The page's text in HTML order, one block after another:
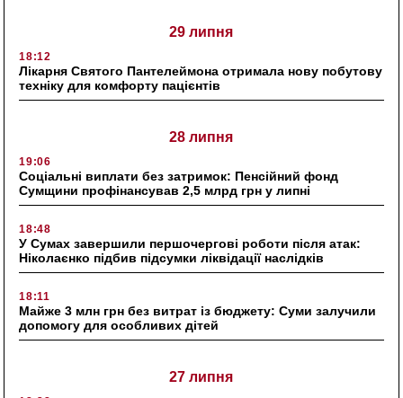
29 липня
18:12
Лікарня Святого Пантелеймона отримала нову побутову
техніку для комфорту пацієнтів
28 липня
19:06
Соціальні виплати без затримок: Пенсійний фонд
Сумщини профінансував 2,5 млрд грн у липні
18:48
У Сумах завершили першочергові роботи після атак:
Ніколаєнко підбив підсумки ліквідації наслідків
18:11
Майже 3 млн грн без витрат із бюджету: Суми залучили
допомогу для особливих дітей
27 липня